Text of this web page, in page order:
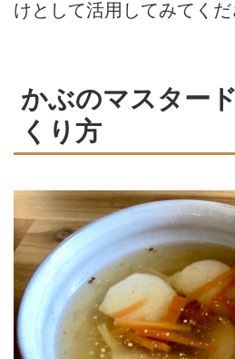
けとして活用してみてくだ
かぶのマスター
くり方